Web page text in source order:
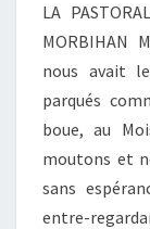
LA
MORBIHAN
nous avait
parqués
boue, au
moutons et
sans
entre-